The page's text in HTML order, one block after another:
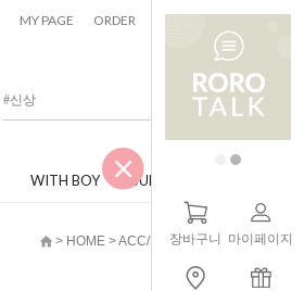
MY PAGE ORDER CART 0
WITH BOY JUNIOR
장바구니 마이페이지
> HOME > ACC/SHOES/BAG